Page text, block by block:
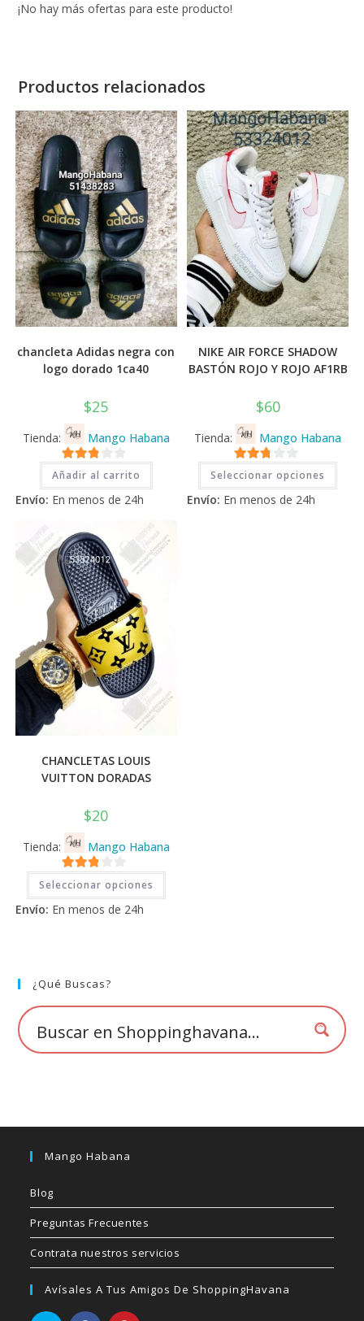
¡No hay más ofertas para este producto!
Productos relacionados
chancleta Adidas negra con
logo dorado 1ca40
$25
Tienda: Mango Habana
2.71
de 5
Añadir al carrito
Envío: En menos de 24h
NIKE AIR FORCE SHADOW
BASTÓN ROJO Y ROJO AF1RB
$60
Tienda: Mango Habana
2.71
de 5
Seleccionar opciones
Este
tiene
Envío: En menos de 24h
CHANCLETAS LOUIS
VUITTON DORADAS
$20
Tienda: Mango Habana
2.71
de 5
Seleccionar opciones
Este
tiene
página
de
producto
Envío: En menos de 24h
¿Qué Buscas?
Mango Habana
Blog
Preguntas Frecuentes
Contrata nuestros servicios
Avísales A Tus Amigos De ShoppingHavana